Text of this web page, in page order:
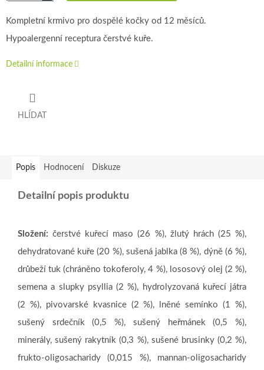
Kompletní krmivo pro dospělé kočky od 12 měsíců.
Hypoalergenní receptura čerstvé kuře.
Detailní informace
HLÍDAT
Popis Hodnocení Diskuze
Detailní popis produktu
Složení: čerstvé kuřecí maso (26 %), žlutý hrách (25 %),
dehydratované kuře (20 %), sušená jablka (8 %), dýně (6 %),
drůbeží tuk (chráněno tokoferoly, 4 %), lososový olej (2 %),
semena a slupky psyllia (2 %), hydrolyzovaná kuřecí játra
(2 %), pivovarské kvasnice (2 %), lněné semínko (1 %),
sušený srdečník (0,5 %), sušený heřmánek (0,5 %),
minerály, sušený rakytník (0,3 %), sušené brusinky (0,2 %),
frukto-oligosacharidy (0,015 %), mannan-oligosacharidy